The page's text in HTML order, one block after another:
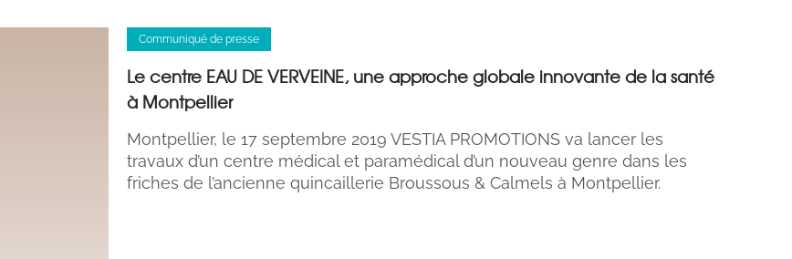
Communiqué de presse
Le centre EAU DE VERVEINE, une approche globale innovante de la santé
à Montpellier
Montpellier, le 17 septembre 2019 VESTIA PROMOTIONS va lancer les
travaux d’un centre médical et paramédical d’un nouveau genre dans les
friches de l’ancienne quincaillerie Broussous & Calmels à Montpellier.